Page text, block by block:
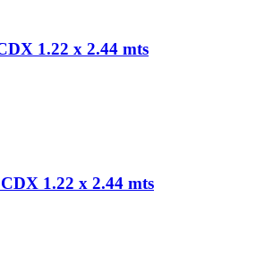
1.22 x 2.44 mts
1.22 x 2.44 mts